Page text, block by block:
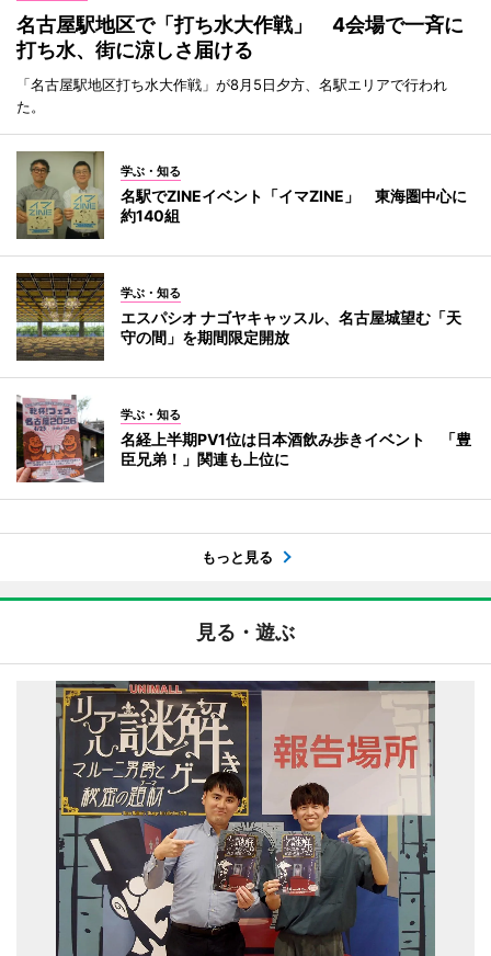
名古屋駅地区で「打ち水大作戦」 4会場で一斉に
打ち水、街に涼しさ届ける
「名古屋駅地区打ち水大作戦」が8月5日夕方、名駅エリアで行われ
た。
学ぶ・知る
名駅でZINEイベント「イマZINE」 東海圏中心に
約140組
学ぶ・知る
エスパシオ ナゴヤキャッスル、名古屋城望む「天
守の間」を期間限定開放
学ぶ・知る
名経上半期PV1位は日本酒飲み歩きイベント 「豊
臣兄弟！」関連も上位に
もっと見る
見る・遊ぶ